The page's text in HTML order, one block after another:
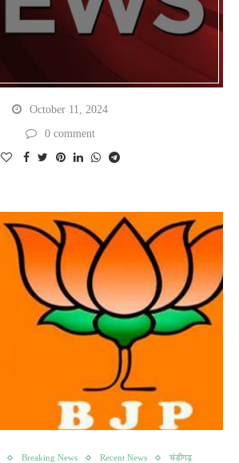
October 11, 2024
0 comment
Breaking News Recent News चंडीगढ़